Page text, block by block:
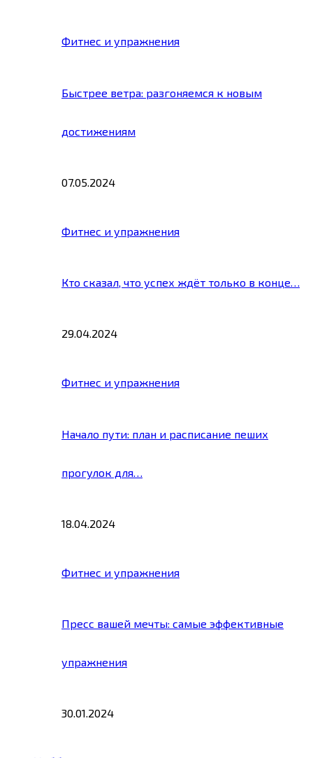
Фитнес и упражнения
Быстрее ветра: разгоняемся к новым
достижениям
07.05.2024
Фитнес и упражнения
Кто сказал, что успех ждёт только в конце…
29.04.2024
Фитнес и упражнения
Начало пути: план и расписание пеших
прогулок для…
18.04.2024
Фитнес и упражнения
Пресс вашей мечты: самые эффективные
упражнения
30.01.2024